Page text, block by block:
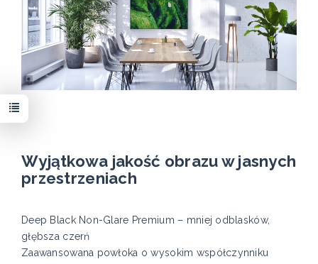
Wyjątkowa jakość obrazu w jasnych
przestrzeniach
Deep Black Non-Glare Premium – mniej odblasków,
głębsza czerń
Zaawansowana powłoka o wysokim współczynniku